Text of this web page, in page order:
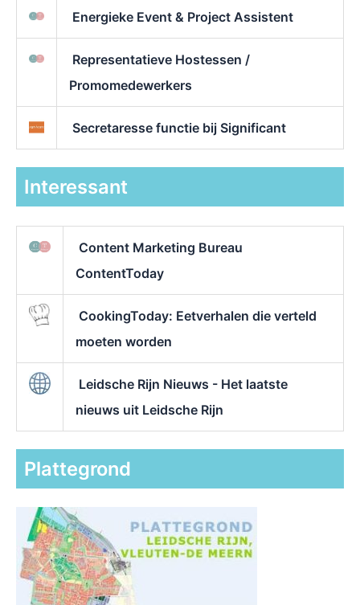
Energieke Event & Project Assistent
Representatieve Hostessen /
Promomedewerkers
Secretaresse functie bij Significant
Interessant
Content Marketing Bureau
ContentToday
CookingToday: Eetverhalen die verteld
moeten worden
Leidsche Rijn Nieuws - Het laatste
nieuws uit Leidsche Rijn
Plattegrond